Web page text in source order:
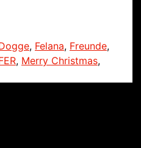
, Felana, Freunde,
, Merry Christmas,